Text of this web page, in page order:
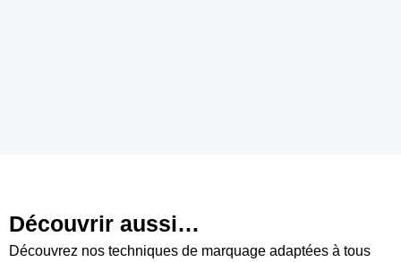
Découvrir aussi…
Découvrez nos techniques de marquage adaptées à tous